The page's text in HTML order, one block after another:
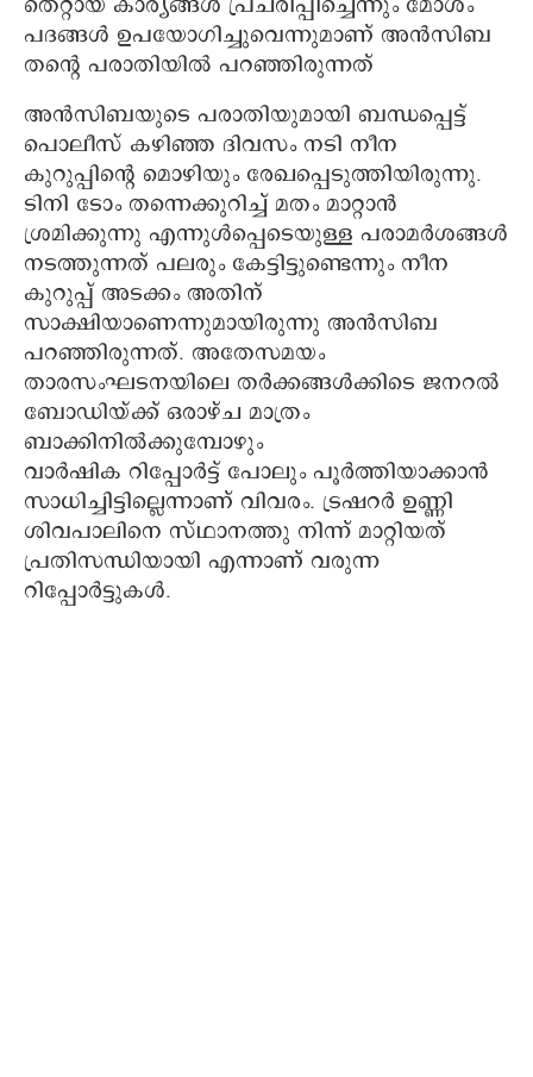
തെറ്റായ കാര്യങ്ങള്‍ പ്രചരിപ്പിച്ചെന്നും മോശം
പദങ്ങള്‍ ഉപയോഗിച്ചുവെന്നുമാണ് അന്‍സിബ
തന്റെ പരാതിയില്‍ പറഞ്ഞിരുന്നത്
അന്‍സിബയുടെ പരാതിയുമായി ബന്ധപ്പെട്ട്
പൊലീസ് കഴിഞ്ഞ ദിവസം നടി നീന
കുറുപ്പിന്റെ മൊഴിയും രേഖപ്പെടുത്തിയിരുന്നു.
ടിനി ടോം തന്നെക്കുറിച്ച് മതം മാറ്റാന്‍
ശ്രമിക്കുന്നു എന്നുള്‍പ്പെടെയുള്ള പരാമര്‍ശങ്ങള്‍
നടത്തുന്നത് പലരും കേട്ടിട്ടുണ്ടെന്നും നീന
കുറുപ്പ് അടക്കം അതിന്
സാക്ഷിയാണെന്നുമായിരുന്നു അന്‍സിബ
പറഞ്ഞിരുന്നത്. അതേസമയം
താരസംഘടനയിലെ തര്‍ക്കങ്ങള്‍ക്കിടെ ജനറല്‍
ബോഡിയ്ക്ക് ഒരാഴ്ച മാത്രം
ബാക്കിനില്‍ക്കുമ്പോഴും
വാര്‍ഷിക റിപ്പോര്‍ട്ട് പോലും പൂര്‍ത്തിയാക്കാന്‍
സാധിച്ചിട്ടില്ലെന്നാണ് വിവരം. ട്രഷറര്‍ ഉണ്ണി
ശിവപാലിനെ സ്ഥാനത്തു നിന്ന് മാറ്റിയത്
പ്രതിസന്ധിയായി എന്നാണ് വരുന്ന
റിപ്പോര്‍ട്ടുകള്‍.